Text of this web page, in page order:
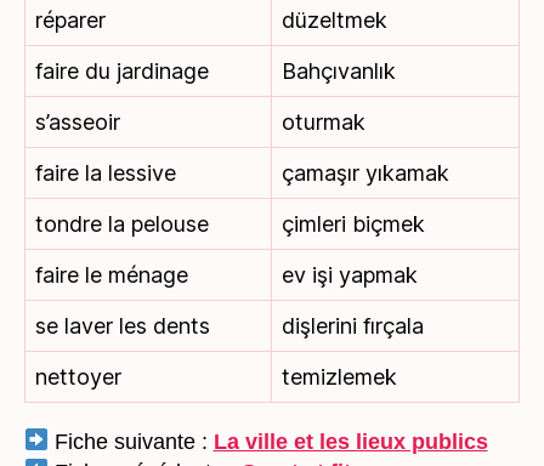
réparer
düzeltmek
faire du jardinage
Bahçıvanlık
s’asseoir
oturmak
faire la lessive
çamaşır yıkamak
tondre la pelouse
çimleri biçmek
faire le ménage
ev işi yapmak
se laver les dents
dişlerini fırçala
nettoyer
temizlemek
Fiche suivante : La ville et les lieux publics